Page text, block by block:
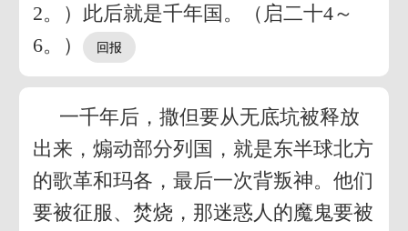
2。）此后就是千年国。（启二十4～
6。）
一千年后，撒但要从无底坑被释放
出来，煽动部分列国，就是东半球北方
的歌革和玛各，最后一次背叛神。他们
要被征服、焚烧，那迷惑人的魔鬼要被